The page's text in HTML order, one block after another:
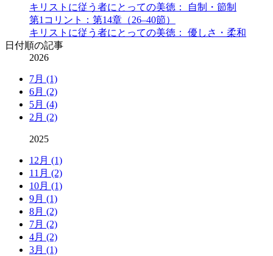
キリストに従う者にとっての美徳： 自制・節制
第1コリント：第14章（26–40節）
キリストに従う者にとっての美徳： 優しさ・柔和
日付順の記事
2026
7月 (1)
6月 (2)
5月 (4)
2月 (2)
2025
12月 (1)
11月 (2)
10月 (1)
9月 (1)
8月 (2)
7月 (2)
4月 (2)
3月 (1)